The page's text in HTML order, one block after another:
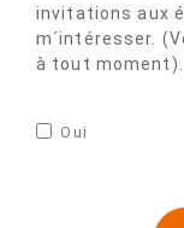
invitations aux
m´intéresser.
à tout moment).
Oui